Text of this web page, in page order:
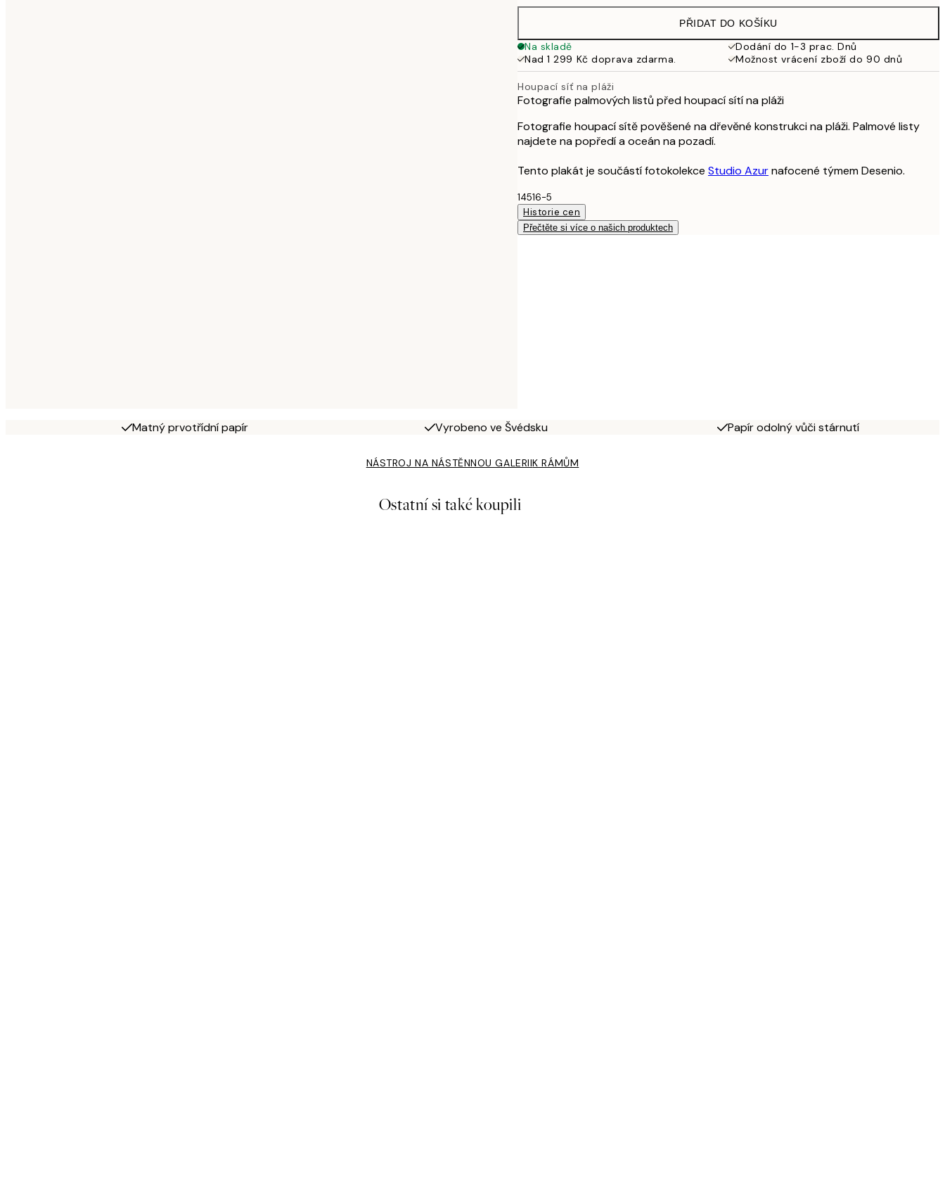
979 Kč
PŘIDAT DO KOŠÍKU
Na skladě
Dodání do 1-3 prac. Dnů
Nad 1 299 Kč doprava zdarma.
Možnost vrácení zboží do 90 dnů
Houpací síť na pláži
Fotografie palmových listů před houpací sítí na pláži
Fotografie houpací sítě pověšené na dřevěné konstrukci na pláži. Palmové listy
najdete na popředí a oceán na pozadí.
Tento plakát je součástí fotokolekce Studio Azurnafocené týmem Desenio.
14516-5
Historie cen
Přečtěte si více o našich produktech
Matný prvotřídní papír Vyrobeno ve Švédsku Papír odolný vůči stárnutí
NÁSTROJ NA NÁSTĚNNOU GALERIIK RÁMŮM
Ostatní si také koupili